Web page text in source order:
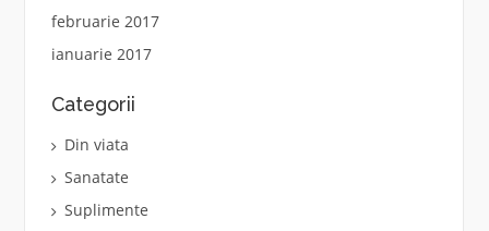
februarie 2017
ianuarie 2017
Categorii
Din viata
Sanatate
Suplimente